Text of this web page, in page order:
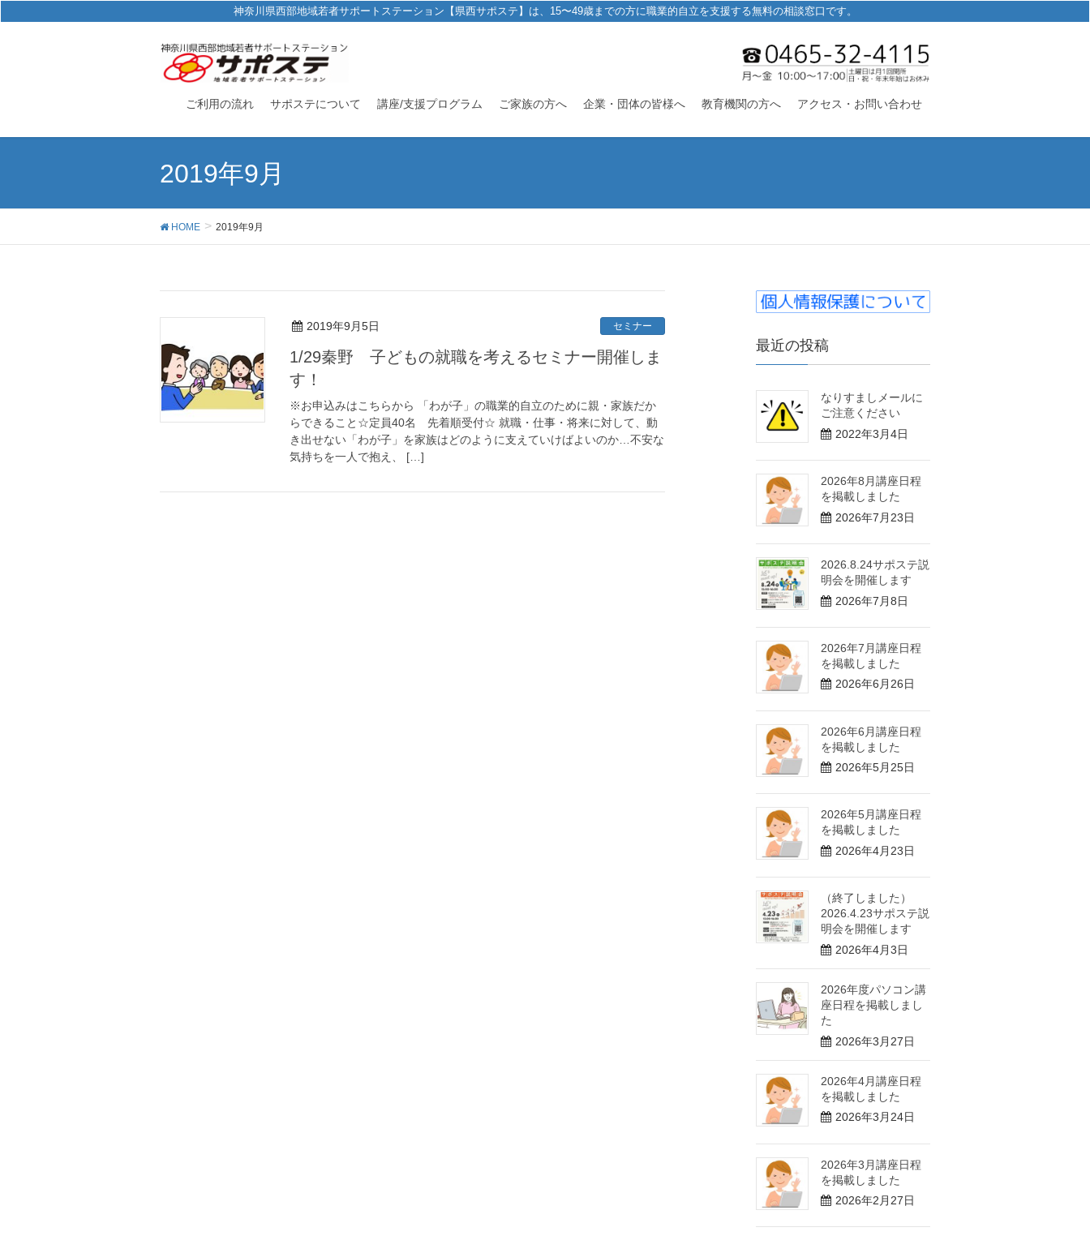
神奈川県西部地域若者サポートステーション【県西サポステ】は、15〜49歳までの方に職業的自立を支援する無料の相談窓口です。
ご利用の流れ サポステについて 講座/支援プログラム ご家族の方へ 企業・団体の皆様へ 教育機関の方へ アクセス・お問い合わせ
2019年9月
HOME 2019年9月
2019年9月5日 セミナー
1/29秦野 子どもの就職を考えるセミナー開催しま
す！
※お申込みはこちらから 「わが子」の職業的自立のために親・家族だか
らできること☆定員40名 先着順受付☆ 就職・仕事・将来に対して、動
き出せない「わが子」を家族はどのように支えていけばよいのか…不安な
気持ちを一人で抱え、 […]
最近の投稿
なりすましメールに
ご注意ください
2022年3月4日
2026年8月講座日程
を掲載しました
2026年7月23日
2026.8.24サポステ説
明会を開催します
2026年7月8日
2026年7月講座日程
を掲載しました
2026年6月26日
2026年6月講座日程
を掲載しました
2026年5月25日
2026年5月講座日程
を掲載しました
2026年4月23日
（終了しました）
2026.4.23サポステ説
明会を開催します
2026年4月3日
2026年度パソコン講
座日程を掲載しまし
た
2026年3月27日
2026年4月講座日程
を掲載しました
2026年3月24日
2026年3月講座日程
を掲載しました
2026年2月27日